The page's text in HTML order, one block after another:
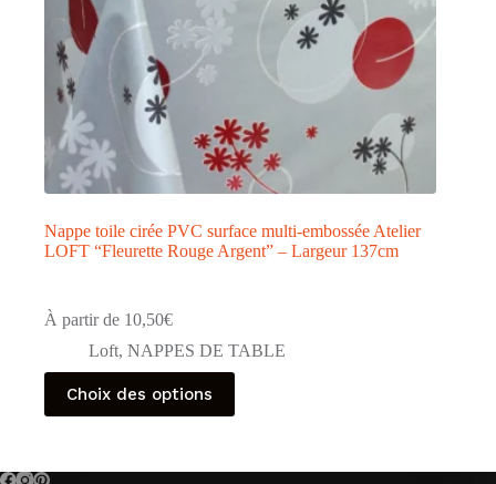
produit
Nappe toile cirée PVC surface multi-embossée Atelier
LOFT “Fleurette Rouge Argent” – Largeur 137cm
À partir de 10,50€
Loft, NAPPES DE TABLE
Choix des options
Ce
produit
a
Les